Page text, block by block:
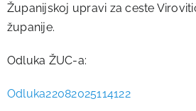
Županijskoj upravi za ceste
županije.
Odluka ŽUC-a:
Odluka22082025114122